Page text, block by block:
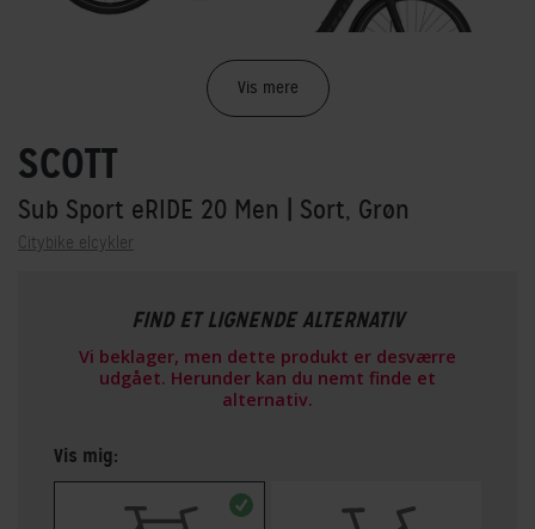
Vis mere
SCOTT
Sub Sport eRIDE 20 Men | Sort, Grøn
Citybike elcykler
FIND ET LIGNENDE ALTERNATIV
Vi beklager, men dette produkt er desværre
udgået. Herunder kan du nemt finde et
alternativ.
Vis mig: